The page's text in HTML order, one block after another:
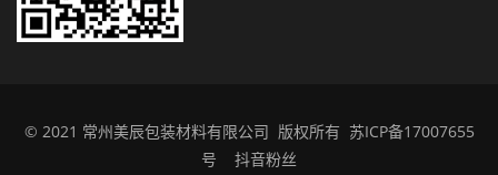
© 2021 常州美辰包装材料有限公司 版权所有 苏ICP备17007655
号
抖音粉丝